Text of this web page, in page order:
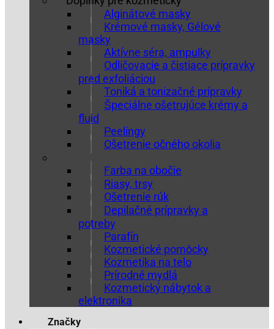
Alginátové masky
Krémové masky, Gélové
masky
Aktívne séra, ampulky
Odličovacie a čistiace prípravky
pred exfoliáciou
Toniká a tonizačné prípravky
Špeciálne ošetrujúce krémy a
fluid
Peelingy
Ošetrenie očného okolia
Farba na obočie
Riasy, trsy
Ošetrenie rúk
Depilačné prípravky a
potreby
Parafín
Kozmetické pomôcky
Kozmetika na telo
Prírodné mydlá
Kozmetický nábytok a
elektronika
Značky